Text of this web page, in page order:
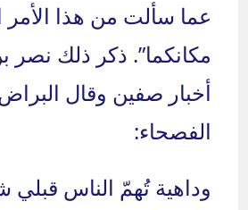
عما سألت من هذا الأمر
مكانكما”. ذكر ذلك
أخبار صفين وقال
الفصحاء:
وداهية تُهمّ الناس قبلي